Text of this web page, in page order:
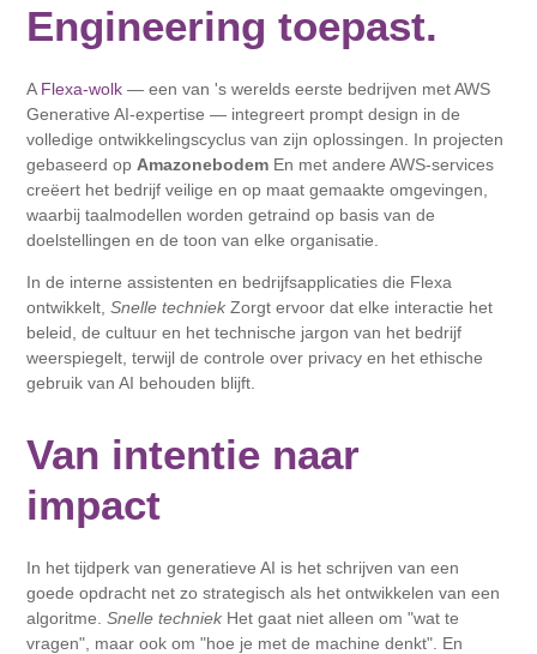
Engineering toepast.
A Flexa-wolk — een van 's werelds eerste bedrijven met AWS
Generative AI-expertise — integreert prompt design in de
volledige ontwikkelingscyclus van zijn oplossingen. In projecten
gebaseerd op Amazonebodem En met andere AWS-services
creëert het bedrijf veilige en op maat gemaakte omgevingen,
waarbij taalmodellen worden getraind op basis van de
doelstellingen en de toon van elke organisatie.
In de interne assistenten en bedrijfsapplicaties die Flexa
ontwikkelt,Snelle techniek Zorgt ervoor dat elke interactie het
beleid, de cultuur en het technische jargon van het bedrijf
weerspiegelt, terwijl de controle over privacy en het ethische
gebruik van AI behouden blijft.
Van intentie naar
impact
In het tijdperk van generatieve AI is het schrijven van een
goede opdracht net zo strategisch als het ontwikkelen van een
algoritme.Snelle techniek Het gaat niet alleen om "wat te
vragen", maar ook om "hoe je met de machine denkt". En